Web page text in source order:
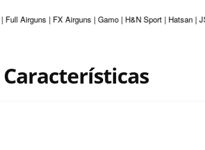
| FX Airguns | Gamo | H&N Sport | Hatsan |